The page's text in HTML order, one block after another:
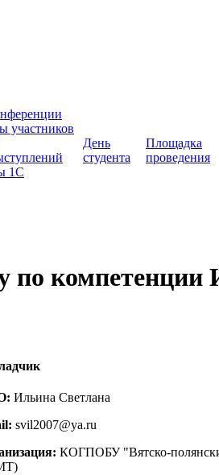
участников
1С
День
студента
Площадка
проведения
по
Ильина Светлана
svil2007@ya.ru
КОГПОБУ "Вятско-